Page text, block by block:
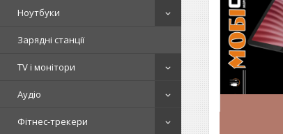
Ноутбуки
Зарядні станції
TV і монітори
Аудіо
Фітнес-трекери